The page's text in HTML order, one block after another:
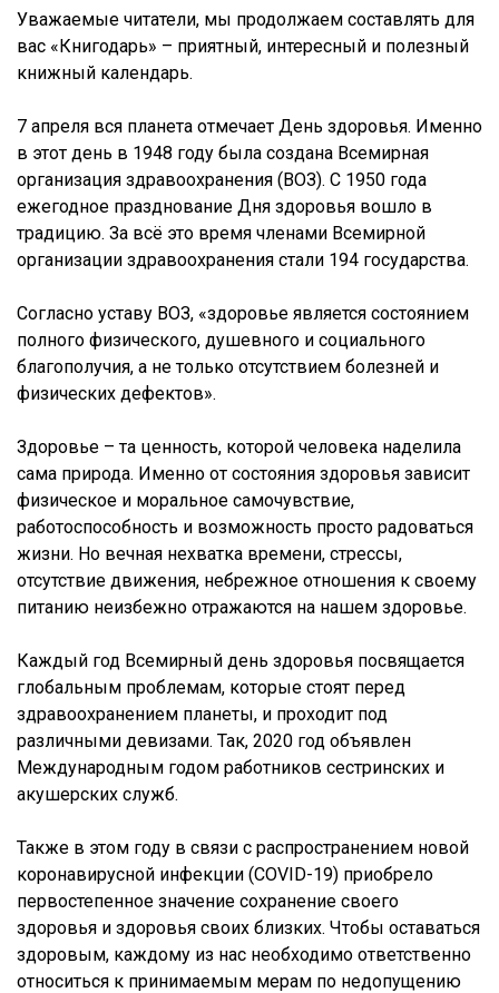
Уважаемые читатели, мы продолжаем составлять для
вас «Книгодарь» – приятный, интересный и полезный
книжный календарь.
7 апреля вся планета отмечает День здоровья. Именно
в этот день в 1948 году была создана Всемирная
организация здравоохранения (ВОЗ). С 1950 года
ежегодное празднование Дня здоровья вошло в
традицию. За всё это время членами Всемирной
организации здравоохранения стали 194 государства.
Согласно уставу ВОЗ, «здоровье является состоянием
полного физического, душевного и социального
благополучия, а не только отсутствием болезней и
физических дефектов».
Здоровье – та ценность, которой человека наделила
сама природа. Именно от состояния здоровья зависит
физическое и моральное самочувствие,
работоспособность и возможность просто радоваться
жизни. Но вечная нехватка времени, стрессы,
отсутствие движения, небрежное отношения к своему
питанию неизбежно отражаются на нашем здоровье.
Каждый год Всемирный день здоровья посвящается
глобальным проблемам, которые стоят перед
здравоохранением планеты, и проходит под
различными девизами. Так, 2020 год объявлен
Международным годом работников сестринских и
акушерских служб.
Также в этом году в связи с распространением новой
коронавирусной инфекции (COVID-19) приобрело
первостепенное значение сохранение своего
здоровья и здоровья своих близких. Чтобы оставаться
здоровым, каждому из нас необходимо ответственно
относиться к принимаемым мерам по недопущению